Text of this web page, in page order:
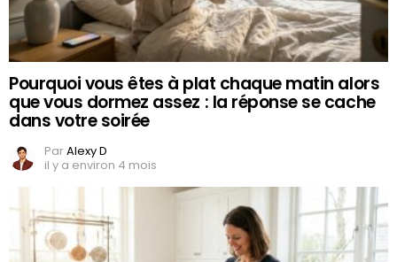
Pourquoi vous êtes à plat chaque matin alors
que vous dormez assez : la réponse se cache
dans votre soirée
ParAlexy D
il y a environ 4 mois